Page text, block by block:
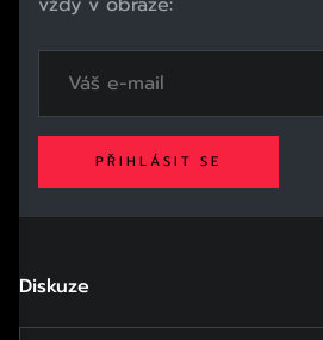
PŘIHLÁSIT SE
Diskuze